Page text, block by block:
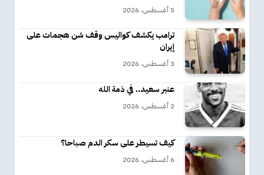
5 أغسطس، 2026
ترامب يكشف كواليس وقف شن هجمات على
إيران
3 أغسطس، 2026
عنبر سعيد.. في ذمة الله
2 أغسطس، 2026
كيف تسيطر على سكر الدم صباحا؟
6 أغسطس، 2026